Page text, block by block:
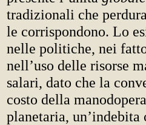
tradizionali che
le corrispondono. Lo
nelle politiche, nei
nell’uso delle risorse
salari, dato che la
costo della
planetaria,